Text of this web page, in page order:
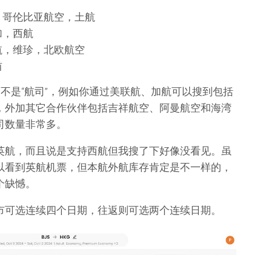
伦比亚航空，土航
西航
维珍，北欧航空
是“航司”，例如你通过美联航、加航可以搜到包括
外加其它合作伙伴包括吉祥航空、阿曼航空和海湾
量非常多。
，而且说是支持西航但我搜了下好像没看见。虽
到英航机票，但本航外航库存肯定是不一样的，
憾。
选连续四个日期，往返则可选两个连续日期。